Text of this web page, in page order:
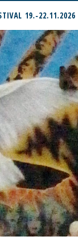
19.-22.11.2026